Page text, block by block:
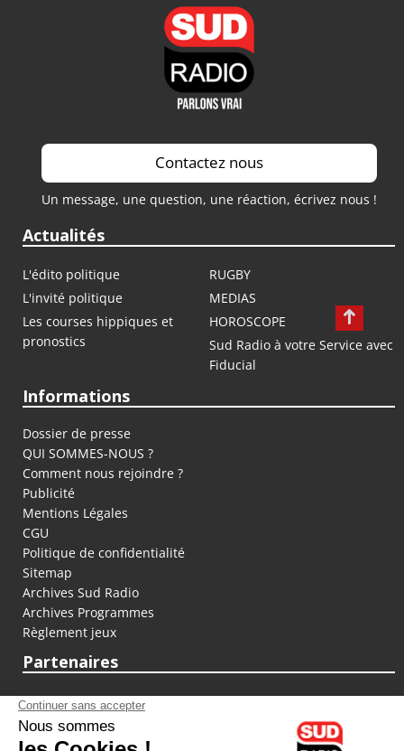
Contactez nous
Un message, une question, une réaction, écrivez nous !
Actualités
L'édito politique
RUGBY
L'invité politique
MEDIAS
Les courses hippiques et
pronostics
HOROSCOPE
Sud Radio à votre Service avec
Fiducial
Informations
Dossier de presse
QUI SOMMES-NOUS ?
Comment nous rejoindre ?
Publicité
Mentions Légales
CGU
Politique de confidentialité
Sitemap
Archives Sud Radio
Archives Programmes
Règlement jeux
Partenaires
fiducial.fr
lyoncapitale.fr
olympique-et-lyonnais.com